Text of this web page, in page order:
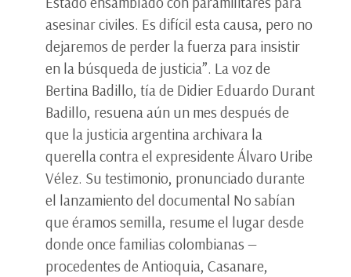
asesinar civiles. Es difícil esta causa, pero no
dejaremos de perder la fuerza para insistir
en la búsqueda de justicia”. La voz de
Bertina Badillo, tía de Didier Eduardo Durant
Badillo, resuena aún un mes después de
que la justicia argentina archivara la
querella contra el expresidente Álvaro Uribe
Vélez. Su testimonio, pronunciado durante
el lanzamiento del documental No sabían
que éramos semilla, resume el lugar desde
donde once familias colombianas —
procedentes de Antioquia, Casanare,